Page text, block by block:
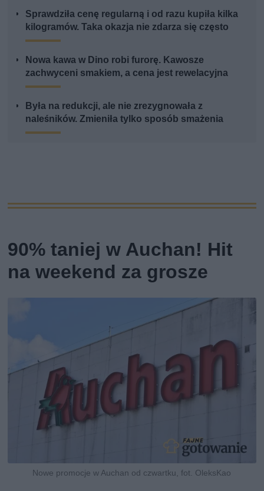
Sprawdziła cenę regularną i od razu kupiła kilka
kilogramów. Taka okazja nie zdarza się często
Nowa kawa w Dino robi furorę. Kawosze
zachwyceni smakiem, a cena jest rewelacyjna
Była na redukcji, ale nie zrezygnowała z
naleśników. Zmieniła tylko sposób smażenia
90% taniej w Auchan! Hit
na weekend za grosze
Nowe promocje w Auchan od czwartku, fot. OleksKao